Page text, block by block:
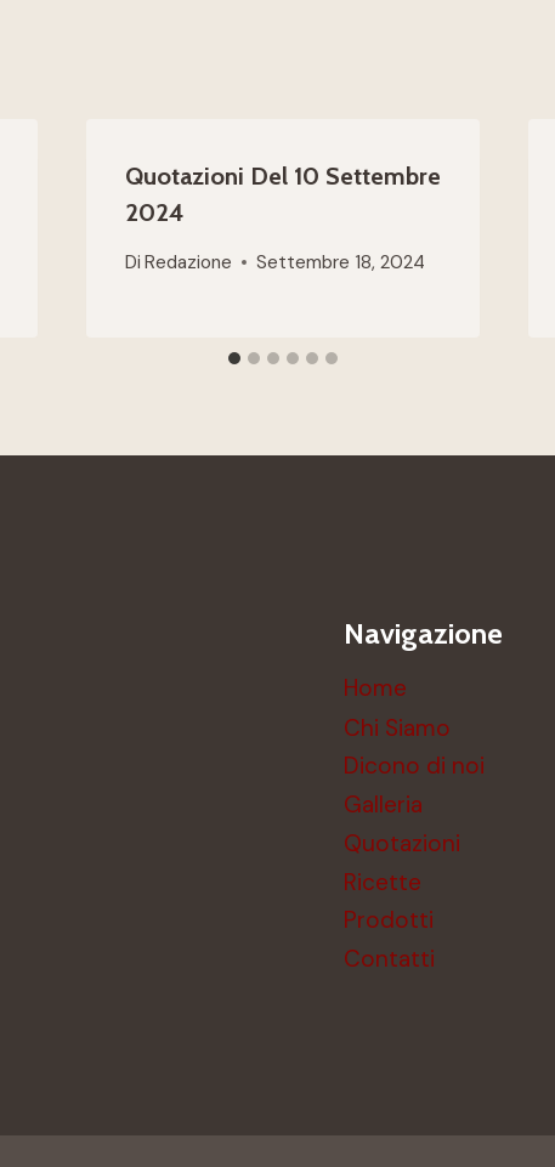
Quotazioni Del 10 Settembre
2024
Di Redazione Settembre 18, 2024
Navigazione
Home
Chi Siamo
Dicono di noi
Galleria
Quotazioni
Ricette
Prodotti
Contatti